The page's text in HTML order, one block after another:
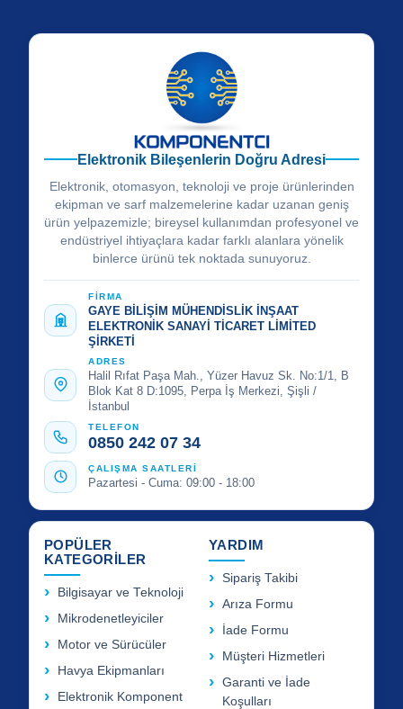
Elektronik Bileşenlerin Doğru Adresi
Elektronik, otomasyon, teknoloji ve proje ürünlerinden
ekipman ve sarf malzemelerine kadar uzanan geniş
ürün yelpazemizle; bireysel kullanımdan profesyonel ve
endüstriyel ihtiyaçlara kadar farklı alanlara yönelik
binlerce ürünü tek noktada sunuyoruz.
FİRMA
GAYE BİLİŞİM MÜHENDİSLİK İNŞAAT
ELEKTRONİK SANAYİ TİCARET LİMİTED
ŞİRKETİ
ADRES
Halil Rıfat Paşa Mah., Yüzer Havuz Sk. No:1/1, B
Blok Kat 8 D:1095, Perpa İş Merkezi, Şişli /
İstanbul
TELEFON
0850 242 07 34
ÇALIŞMA SAATLERİ
Pazartesi - Cuma: 09:00 - 18:00
POPÜLER
KATEGORİLER
Bilgisayar ve Teknoloji
Mikrodenetleyiciler
Motor ve Sürücüler
Havya Ekipmanları
Elektronik Komponent
YARDIM
Sipariş Takibi
Arıza Formu
İade Formu
Müşteri Hizmetleri
Garanti ve İade
Koşulları